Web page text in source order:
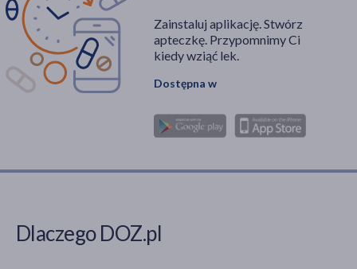
Zainstaluj aplikację. Stwórz
apteczkę. Przypomnimy Ci
kiedy wziąć lek.
Dostępna w
Dlaczego DOZ.pl